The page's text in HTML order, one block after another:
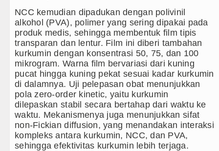
NCC kemudian dipadukan dengan polivinil
alkohol (PVA), polimer yang sering dipakai pada
produk medis, sehingga membentuk film tipis
transparan dan lentur. Film ini diberi tambahan
kurkumin dengan konsentrasi 50, 75, dan 100
mikrogram. Warna film bervariasi dari kuning
pucat hingga kuning pekat sesuai kadar kurkumin
di dalamnya. Uji pelepasan obat menunjukkan
pola zero-order kinetic, yaitu kurkumin
dilepaskan stabil secara bertahap dari waktu ke
waktu. Mekanismenya juga menunjukkan sifat
non-Fickian diffusion, yang menandakan interaksi
kompleks antara kurkumin, NCC, dan PVA,
sehingga efektivitas kurkumin lebih terjaga.